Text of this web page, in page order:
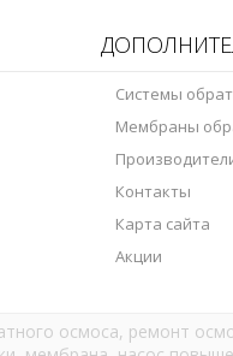
Системы
Мембраны
Контакты
Карта сайта
Акции
осмоса, ремонт